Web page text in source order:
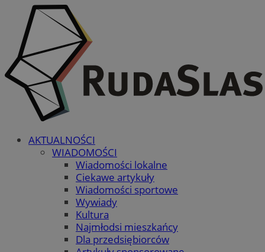
AKTUALNOŚCI
WIADOMOŚCI
Wiadomości lokalne
Ciekawe artykuły
Wiadomości sportowe
Wywiady
Kultura
Najmłodsi mieszkańcy
Dla przedsiębiorców